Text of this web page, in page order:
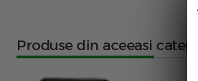
Produse din aceeasi